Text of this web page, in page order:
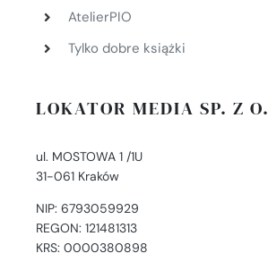
AtelierPIO
Tylko dobre książki
LOKATOR MEDIA SP. Z
ul. MOSTOWA 1 /1U
31-061 Kraków
NIP: 6793059929
REGON: 121481313
KRS: 0000380898